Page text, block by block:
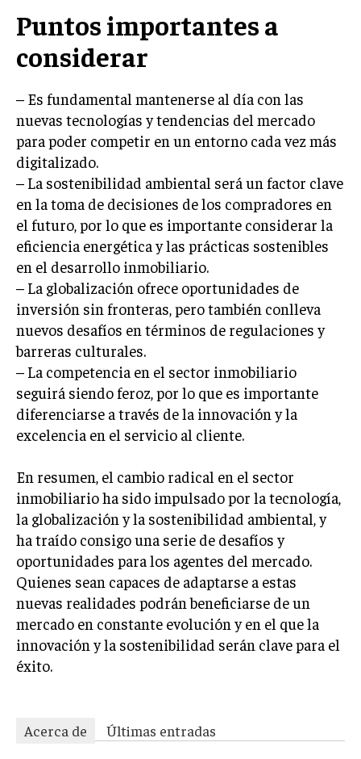
SOCIAL
BLOG
Acerca de Últimas entradas
Ricardo Mendoza
Soy Ricardo Mendoza, periodista de negocios e
innovación, con amplia trayectoria. Desde hace
más de diez años, colaboro en un reconocido
portal de noticias, abarcando desde noticias
corporativas hasta tendencias innovadoras. Creo firmemente en
el periodismo como motor de cambio, manteniendo a la
sociedad actualizada y proactiva.
Aparece en periódicos digitales y domina los buscadores,
Infórmate aquí.
Puntos importantes a
considerar
– Es fundamental mantenerse al día con las
nuevas tecnologías y tendencias del mercado
para poder competir en un entorno cada vez más
digitalizado.
– La sostenibilidad ambiental será un factor clave
en la toma de decisiones de los compradores en
el futuro, por lo que es importante considerar la
eficiencia energética y las prácticas sostenibles
en el desarrollo inmobiliario.
– La globalización ofrece oportunidades de
inversión sin fronteras, pero también conlleva
nuevos desafíos en términos de regulaciones y
barreras culturales.
– La competencia en el sector inmobiliario
seguirá siendo feroz, por lo que es importante
diferenciarse a través de la innovación y la
excelencia en el servicio al cliente.
En resumen, el cambio radical en el sector
inmobiliario ha sido impulsado por la tecnología,
la globalización y la sostenibilidad ambiental, y
ha traído consigo una serie de desafíos y
oportunidades para los agentes del mercado.
Quienes sean capaces de adaptarse a estas
nuevas realidades podrán beneficiarse de un
mercado en constante evolución y en el que la
innovación y la sostenibilidad serán clave para el
éxito.
Acerca de
Últimas entradas